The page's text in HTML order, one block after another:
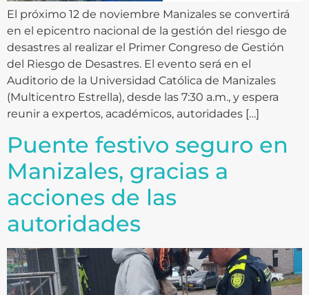
El próximo 12 de noviembre Manizales se convertirá
en el epicentro nacional de la gestión del riesgo de
desastres al realizar el Primer Congreso de Gestión
del Riesgo de Desastres. El evento será en el
Auditorio de la Universidad Católica de Manizales
(Multicentro Estrella), desde las 7:30 a.m., y espera
reunir a expertos, académicos, autoridades […]
Puente festivo seguro en
Manizales, gracias a
acciones de las
autoridades